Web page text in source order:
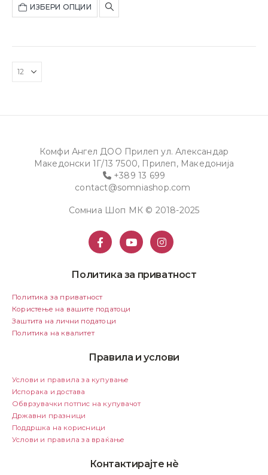
ИЗБЕРИ ОПЦИИ
Комфи Ангел ДОО Прилеп ул. Александар
Македонски 1Г/13 7500, Прилеп, Македонија
+389 13 699
contact@somniashop.com
Сомниа Шоп МК © 2018-2025
Политика за приватност
Политика за приватност
Користење на вашите податоци
Заштита на лични податоци
Политика на квалитет
Правила и услови
Услови и правила за купување
Испорака и достава
Обврзувачки потпис на купувачот
Државни празници
Поддршка на корисници
Услови и правила за враќање
Контактирајте нѐ